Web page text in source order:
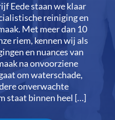
Eede staan we klaar
reiniging en
Met meer dan 10
riem, kennen wij als
en nuances van
na onvoorziene
om waterschade,
onverwachte
staat binnen heel […]